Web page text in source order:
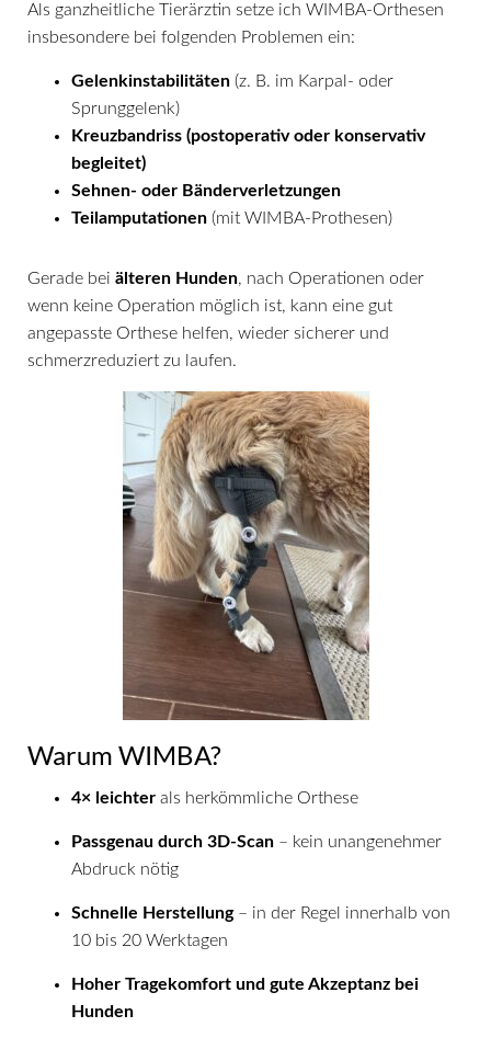
Als ganzheitliche Tierärztin setze ich WIMBA-Orthesen
insbesondere bei folgenden Problemen ein:
Gelenkinstabilitäten (z. B. im Karpal- oder
Sprunggelenk)
Kreuzbandriss (postoperativ oder konservativ
begleitet)
Sehnen- oder Bänderverletzungen
Teilamputationen (mit WIMBA-Prothesen)
Gerade bei älteren Hunden, nach Operationen oder
wenn keine Operation möglich ist, kann eine gut
angepasste Orthese helfen, wieder sicherer und
schmerzreduziert zu laufen.
Warum WIMBA?
4× leichter als herkömmliche Orthese
Passgenau durch 3D-Scan – kein unangenehmer
Abdruck nötig
Schnelle Herstellung– in der Regel innerhalb von
10 bis 20 Werktagen
Hoher Tragekomfort und gute Akzeptanz bei
Hunden